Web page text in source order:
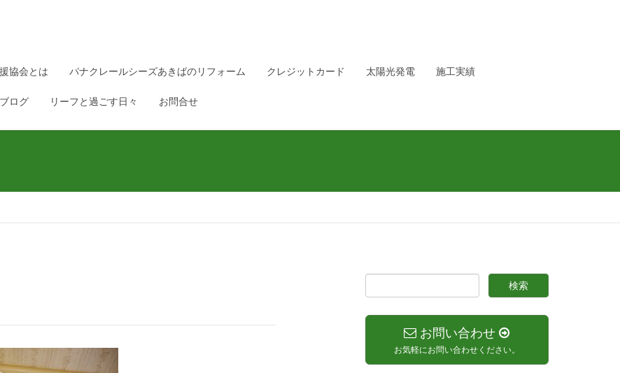
協会とは パナクレールシーズあきばのリフォーム クレジットカード 太陽光発電 施工実績
ログ リーフと過ごす日々 お問合せ
お問い合わせ
お気軽にお問い合わせください。